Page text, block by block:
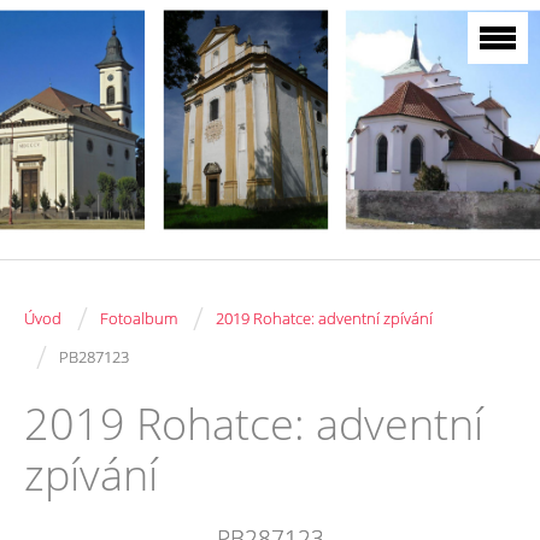
Úvod / Fotoalbum / 2019 Rohatce: adventní zpívání
/ PB287123
2019 Rohatce: adventní
zpívání